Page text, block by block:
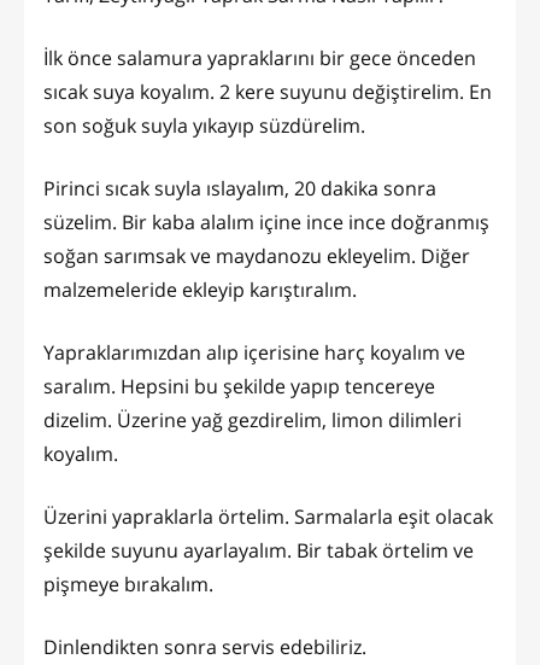
İlk önce salamura yapraklarını bir gece önceden
sıcak suya koyalım. 2 kere suyunu değiştirelim. En
son soğuk suyla yıkayıp süzdürelim.
Pirinci sıcak suyla ıslayalım, 20 dakika sonra
süzelim. Bir kaba alalım içine ince ince doğranmış
soğan sarımsak ve maydanozu ekleyelim. Diğer
malzemeleride ekleyip karıştıralım.
Yapraklarımızdan alıp içerisine harç koyalım ve
saralım. Hepsini bu şekilde yapıp tencereye
dizelim. Üzerine yağ gezdirelim, limon dilimleri
koyalım.
Üzerini yapraklarla örtelim. Sarmalarla eşit olacak
şekilde suyunu ayarlayalım. Bir tabak örtelim ve
pişmeye bırakalım.
Dinlendikten sonra servis edebiliriz.